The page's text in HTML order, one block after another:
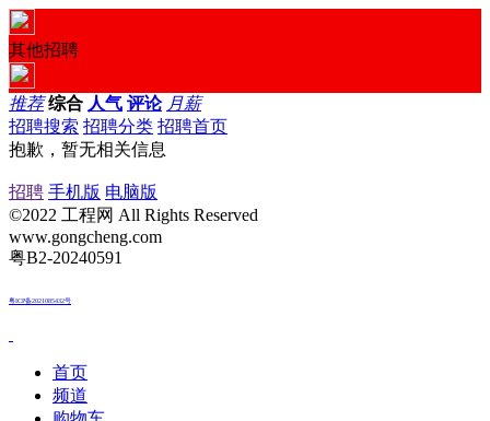
其他招聘
推荐 综合 人气 评论 月薪
招聘搜索 招聘分类 招聘首页
抱歉，暂无相关信息
招聘 手机版 电脑版
©2022 工程网 All Rights Reserved
www.gongcheng.com
粤B2-20240591
粤ICP备2021085432号
首页
频道